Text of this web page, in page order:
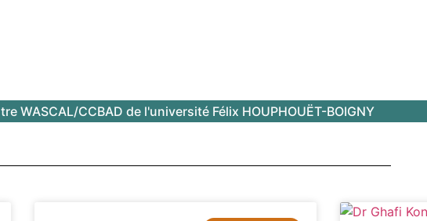
WASCAL/CCBAD de l'université Félix HOUPHOUËT-BOIGNY